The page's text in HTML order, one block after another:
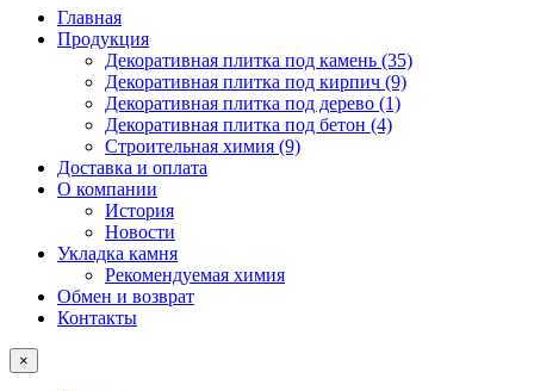
Главная
Продукция
Декоративная плитка под камень (35)
Декоративная плитка под кирпич (9)
Декоративная плитка под дерево (1)
Декоративная плитка под бетон (4)
Строительная химия (9)
Доставка и оплата
О компании
История
Новости
Укладка камня
Рекомендуемая химия
Обмен и возврат
Контакты
×